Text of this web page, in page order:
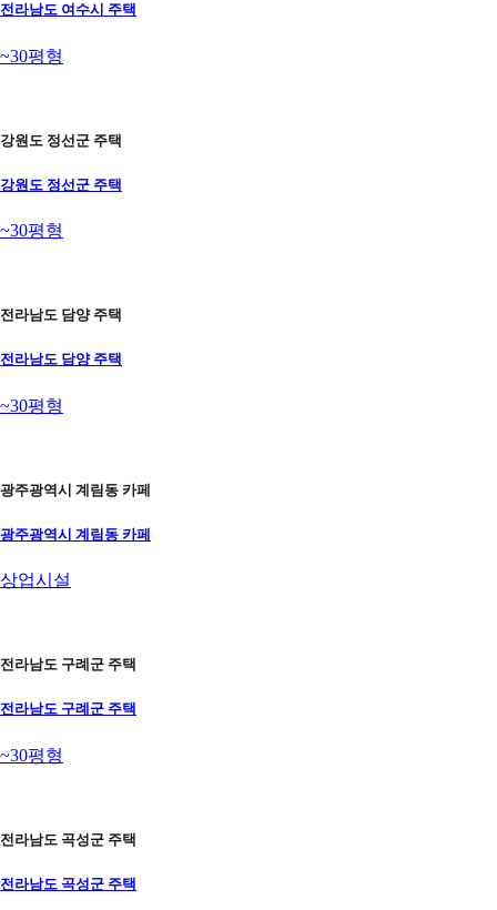
전라남도 여수시 주택
~30평형
강원도 정선군 주택
강원도 정선군 주택
~30평형
전라남도 담양 주택
전라남도 담양 주택
~30평형
광주광역시 계림동 카페
광주광역시 계림동 카페
상업시설
전라남도 구례군 주택
전라남도 구례군 주택
~30평형
전라남도 곡성군 주택
전라남도 곡성군 주택